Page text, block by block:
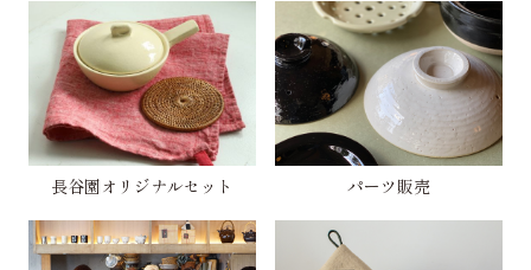
長谷園オリジナルセット パーツ販売